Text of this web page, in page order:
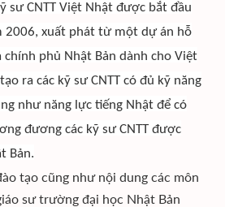
sư CNTT Việt Nhật được bắt đầu
2006, xuất phát từ một dự án hỗ
phủ Nhật Bản dành cho Việt
ra các kỹ sư CNTT có đủ kỹ năng
như năng lực tiếng Nhật để có
đương các kỹ sư CNTT được
Bản.
tạo cũng như nội dung các môn
sư trường đại học Nhật Bản